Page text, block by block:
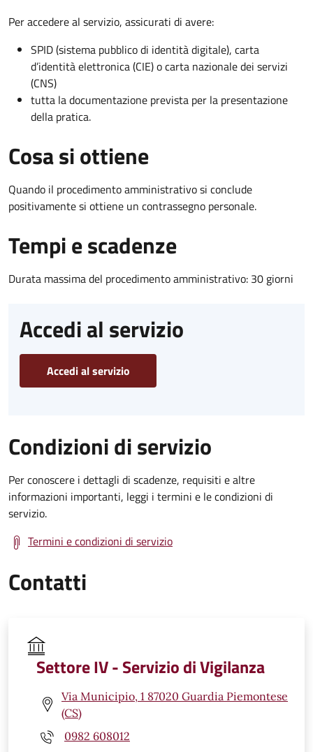
Per accedere al servizio, assicurati di avere:
SPID (sistema pubblico di identità digitale), carta
d’identità elettronica (CIE) o carta nazionale dei servizi
(CNS)
tutta la documentazione prevista per la presentazione
della pratica.
Cosa si ottiene
Quando il procedimento amministrativo si conclude
positivamente si ottiene un contrassegno personale.
Tempi e scadenze
Durata massima del procedimento amministrativo: 30 giorni
Accedi al servizio
Accedi al servizio
Condizioni di servizio
Per conoscere i dettagli di scadenze, requisiti e altre
informazioni importanti, leggi i termini e le condizioni di
servizio.
Termini e condizioni di servizio
Contatti
Settore IV - Servizio di Vigilanza
Via Municipio, 1 87020 Guardia Piemontese
(CS)
0982 608012